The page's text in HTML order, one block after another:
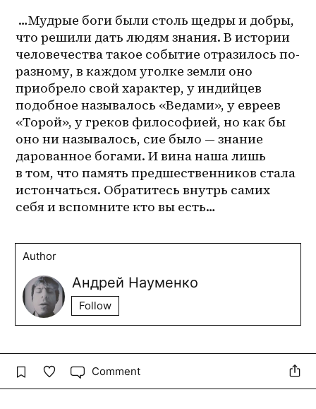
что решили дать людям знания. В истории
человечества такое событие отразилось по-
разному, в каждом уголке земли оно
приобрело свой характер, у индийцев
подобное называлось «Ведами», у евреев
«Торой», у греков философией, но как бы
оно ни называлось, сие было — знание
дарованное богами. И вина наша лишь
в том, что память предшественников стала
истончаться. Обратитесь внутрь самих
себя и вспомните кто вы есть…
Author
Андрей Науменко
Follow
Comment